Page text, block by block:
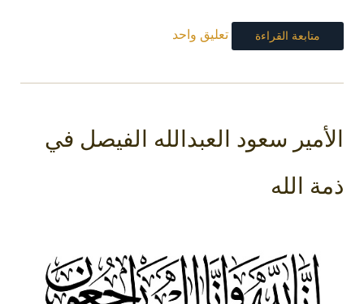
متابعة القراءة تعليق واحد
الأمير سعود العبدالله الفيصل في
ذمة الله